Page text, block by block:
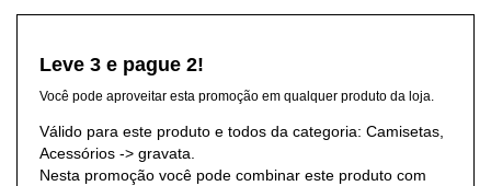
Leve 3 e pague 2!
Você pode aproveitar esta promoção em qualquer produto da loja.
Válido para este produto e todos da categoria: Camisetas,
Acessórios -> gravata.
Nesta promoção você pode combinar este produto com